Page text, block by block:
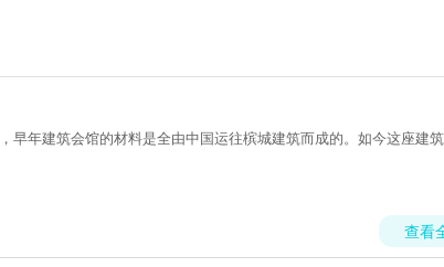
早年建筑会馆的材料是全由中国运往槟城建筑而成的。如今这座建筑
查看